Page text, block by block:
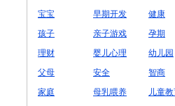
宝宝
早期开发
健康
孩子
亲子游戏
孕期
理财
婴儿心理
幼儿园
父母
安全
智商
家庭
母乳喂养
儿童